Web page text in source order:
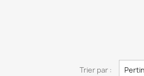
Trier par :